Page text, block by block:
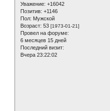
Уважение: +16042
Позитив: +1146
Пол: Мужской
Возраст: 53 [1973-01-21]
Провел на форуме:
6 месяцев 15 дней
Последний визит:
Вчера 23:22:02